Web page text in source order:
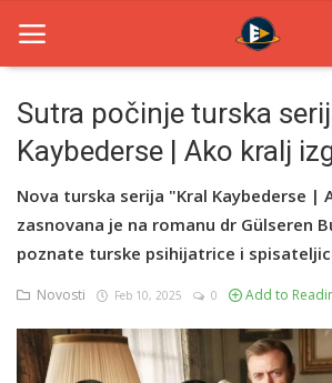
Home
Novosti
TV Serije
Filmovi
Glumci
Sutra počinje turska
Kaybederse | Ako kralj
Nova turska serija "Kral Kaybederse |
zasnovana je na romanu dr Gülseren
poznate turske psihijatrice i
Novosti Feb 10, 2025 0 Add to